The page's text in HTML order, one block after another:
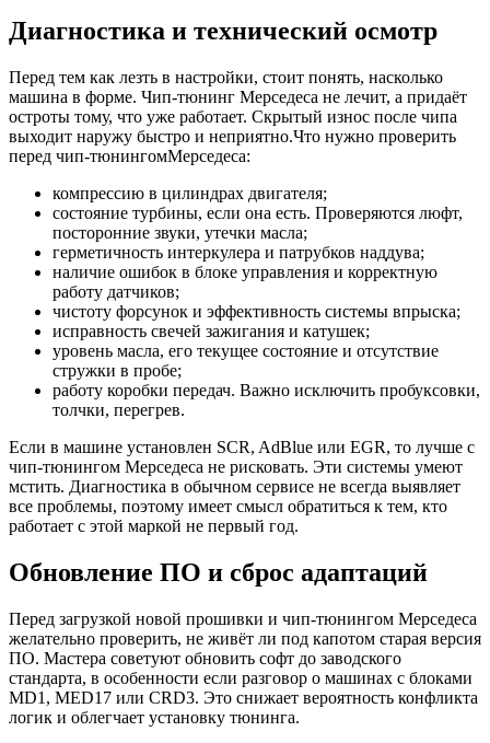
Диагностика и технический осмотр
Перед тем как лезть в настройки, стоит понять, насколько
машина в форме. Чип-тюнинг Мерседеса не лечит, а придаёт
остроты тому, что уже работает. Скрытый износ после чипа
выходит наружу быстро и неприятно.Что нужно проверить
перед чип‑тюнингомМерседеса:
компрессию в цилиндрах двигателя;
состояние турбины, если она есть. Проверяются люфт,
посторонние звуки, утечки масла;
герметичность интеркулера и патрубков наддува;
наличие ошибок в блоке управления и корректную
работу датчиков;
чистоту форсунок и эффективность системы впрыска;
исправность свечей зажигания и катушек;
уровень масла, его текущее состояние и отсутствие
стружки в пробе;
работу коробки передач. Важно исключить пробуксовки,
толчки, перегрев.
Если в машине установлен SCR, AdBlue или EGR, то лучше с
чип-тюнингом Мерседеса не рисковать. Эти системы умеют
мстить. Диагностика в обычном сервисе не всегда выявляет
все проблемы, поэтому имеет смысл обратиться к тем, кто
работает с этой маркой не первый год.
Обновление ПО и сброс адаптаций
Перед загрузкой новой прошивки и чип-тюнингом Мерседеса
желательно проверить, не живёт ли под капотом старая версия
ПО. Мастера советуют обновить софт до заводского
стандарта, в особенности если разговор о машинах с блоками
MD1, MED17 или CRD3. Это снижает вероятность конфликта
логик и облегчает установку тюнинга.